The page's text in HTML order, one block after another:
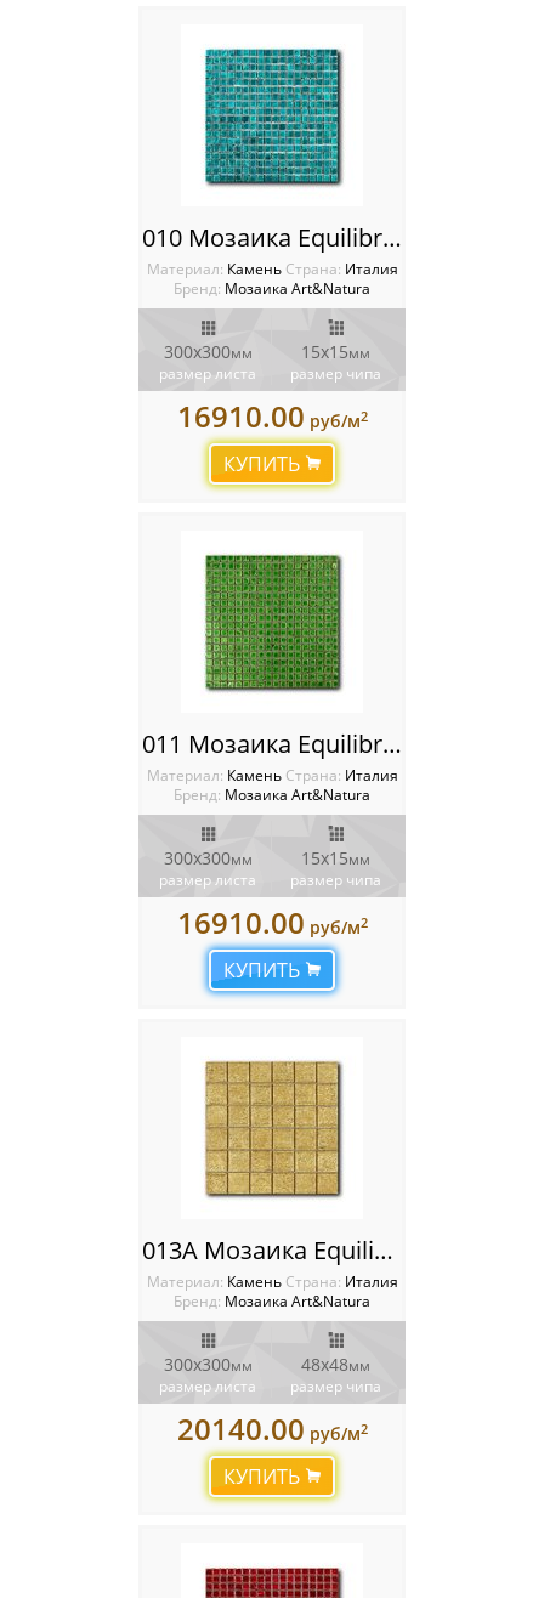
010 Мозаика Equilibrio
Материал: Камень Cтрана: Италия
Бренд: Мозаика Art&Natura
300x300мм
размер листа
15x15мм
размер чипа
16910.00 руб/м2
КУПИТЬ
011 Мозаика Equilibrio
Материал: Камень Cтрана: Италия
Бренд: Мозаика Art&Natura
300x300мм
размер листа
15x15мм
размер чипа
16910.00 руб/м2
КУПИТЬ
013A Мозаика Equilibrio
Материал: Камень Cтрана: Италия
Бренд: Мозаика Art&Natura
300x300мм
размер листа
48x48мм
размер чипа
20140.00 руб/м2
КУПИТЬ